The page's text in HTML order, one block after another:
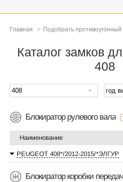
Главная > Подобрать противоугонный
Каталог замков
408
Блокиратор рулевого вала
Наименование
PEUGEOT 408*/2012-2015/*ЭЛГУР
Блокиратор коробки передач